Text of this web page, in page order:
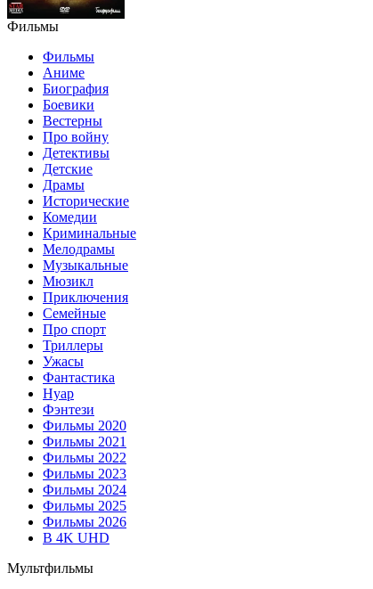
Фильмы
Фильмы
Аниме
Биография
Боевики
Вестерны
Про войну
Детективы
Детские
Драмы
Исторические
Комедии
Криминальные
Мелодрамы
Музыкальные
Мюзикл
Приключения
Семейные
Про спорт
Триллеры
Ужасы
Фантастика
Нуар
Фэнтези
Фильмы 2020
Фильмы 2021
Фильмы 2022
Фильмы 2023
Фильмы 2024
Фильмы 2025
Фильмы 2026
В 4K UHD
Мультфильмы